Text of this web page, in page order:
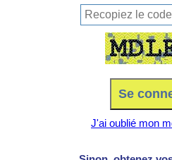
J'ai oublié mon